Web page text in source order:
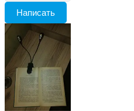
Написать